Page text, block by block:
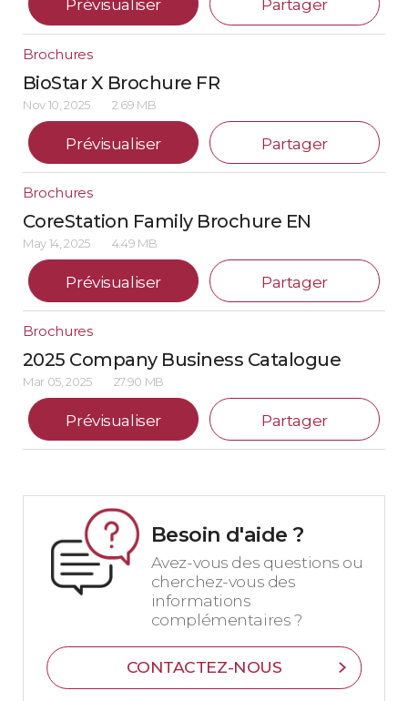
Prévisualiser Partager
Brochures
BioStar X Brochure FR
Nov 10, 2025 2.69 MB
Prévisualiser Partager
Brochures
CoreStation Family Brochure EN
May 14, 2025 4.49 MB
Prévisualiser Partager
Brochures
2025 Company Business Catalogue
Mar 05, 2025 27.90 MB
Prévisualiser Partager
Besoin d'aide ?
Avez-vous des questions ou
cherchez-vous des
informations
complémentaires ?
CONTACTEZ-NOUS